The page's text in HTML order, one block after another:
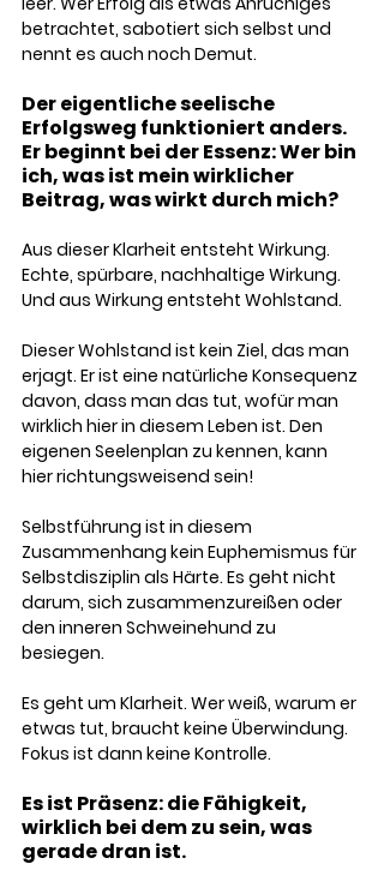
betrachtet, sabotiert sich selbst und
nennt es auch noch Demut.
Der eigentliche seelische
Erfolgsweg funktioniert anders.
Er beginnt bei der Essenz: Wer bin
ich, was ist mein wirklicher
Beitrag, was wirkt durch mich?
Aus dieser Klarheit entsteht Wirkung.
Echte, spürbare, nachhaltige Wirkung.
Und aus Wirkung entsteht Wohlstand.
Dieser Wohlstand ist kein Ziel, das man
erjagt. Er ist eine natürliche Konsequenz
davon, dass man das tut, wofür man
wirklich hier in diesem Leben ist. Den
eigenen Seelenplan zu kennen, kann
hier richtungsweisend sein!
Selbstführung ist in diesem
Zusammenhang kein Euphemismus für
Selbstdisziplin als Härte. Es geht nicht
darum, sich zusammenzureißen oder
den inneren Schweinehund zu
besiegen.
Es geht um Klarheit. Wer weiß, warum er
etwas tut, braucht keine Überwindung.
Fokus ist dann keine Kontrolle.
Es ist Präsenz: die Fähigkeit,
wirklich bei dem zu sein, was
gerade dran ist.